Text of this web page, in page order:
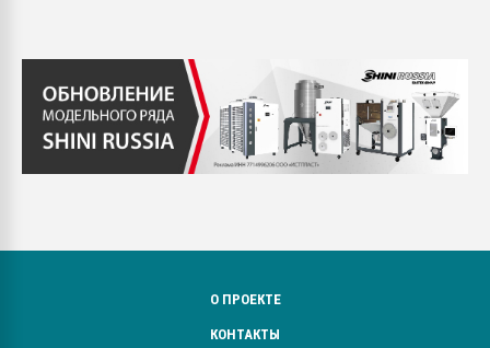
О ПРОЕКТЕ
КОНТАКТЫ